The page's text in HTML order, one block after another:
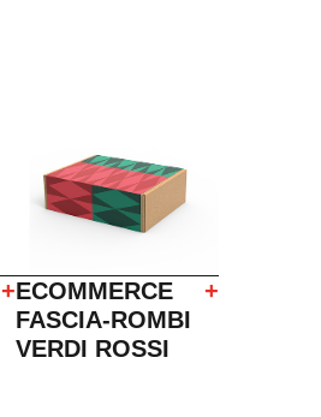
+ECOMMERCE
FASCIA-ROMBI
VERDI ROSSI
+